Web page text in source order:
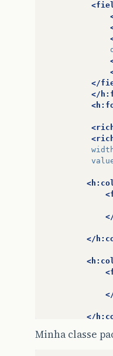
</
</
</
</
Minha classe